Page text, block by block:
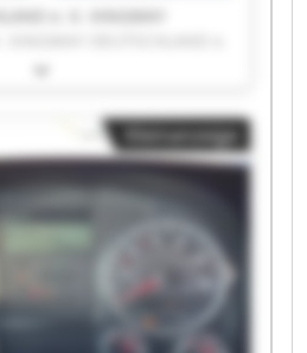
e. K. KINGWAY
e. K. KINGWAY
DEUTSCHLAND e.
e. K. KINGWAY
KINGWAY DEUTSCHLAND e.
e. K. KINGWAY
KINGWAY DEUTSCHLAND e.
e. K. KINGWAY
KINGWAY DEUTSCHLAND e.
e. K. KINGWAY
Kleinanzeige